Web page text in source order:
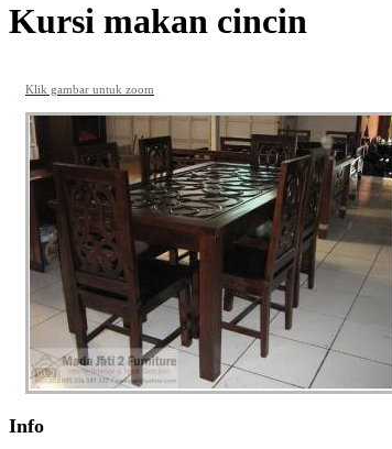
Kursi makan cincin
Klik gambar untuk zoom
Info